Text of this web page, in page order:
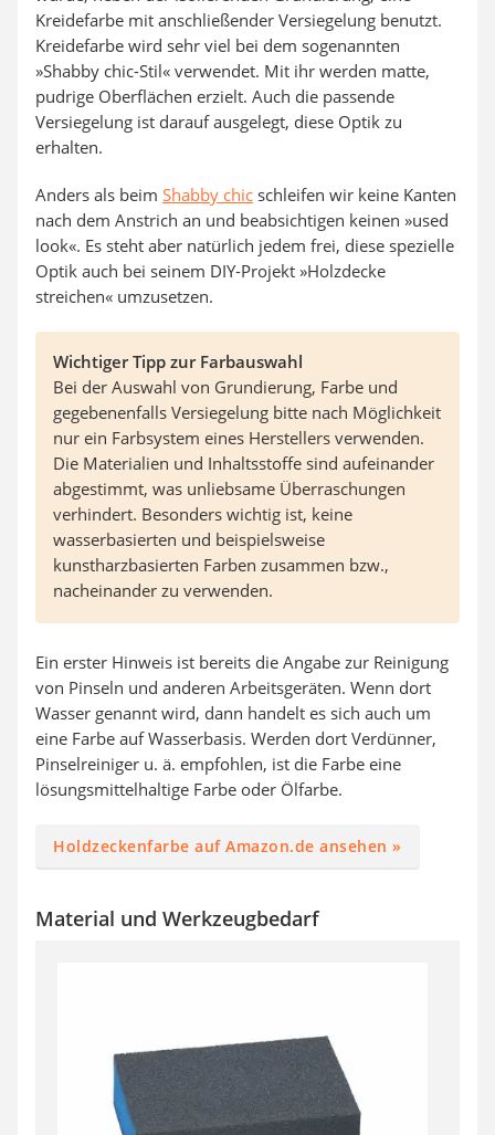
Kreidefarbe mit anschließender Versiegelung benutzt.
Kreidefarbe wird sehr viel bei dem sogenannten
»Shabby chic-Stil« verwendet. Mit ihr werden matte,
pudrige Oberflächen erzielt. Auch die passende
Versiegelung ist darauf ausgelegt, diese Optik zu
erhalten.
Anders als beim Shabby chic schleifen wir keine Kanten
nach dem Anstrich an und beabsichtigen keinen »used
look«. Es steht aber natürlich jedem frei, diese spezielle
Optik auch bei seinem DIY-Projekt »Holzdecke
streichen« umzusetzen.
Wichtiger Tipp zur Farbauswahl
Bei der Auswahl von Grundierung, Farbe und
gegebenenfalls Versiegelung bitte nach Möglichkeit
nur ein Farbsystem eines Herstellers verwenden.
Die Materialien und Inhaltsstoffe sind aufeinander
abgestimmt, was unliebsame Überraschungen
verhindert. Besonders wichtig ist, keine
wasserbasierten und beispielsweise
kunstharzbasierten Farben zusammen bzw.,
nacheinander zu verwenden.
Ein erster Hinweis ist bereits die Angabe zur Reinigung
von Pinseln und anderen Arbeitsgeräten. Wenn dort
Wasser genannt wird, dann handelt es sich auch um
eine Farbe auf Wasserbasis. Werden dort Verdünner,
Pinselreiniger u. ä. empfohlen, ist die Farbe eine
lösungsmittelhaltige Farbe oder Ölfarbe.
Holdzeckenfarbe auf Amazon.de ansehen »
Material und Werkzeugbedarf